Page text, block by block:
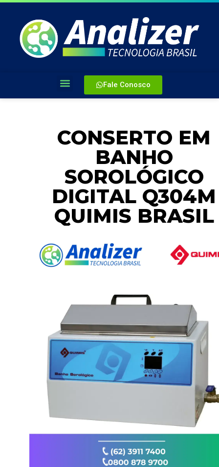
Fale Conosco
CONSERTO EM
BANHO
SOROLÓGICO
DIGITAL Q304M
QUIMIS BRASIL